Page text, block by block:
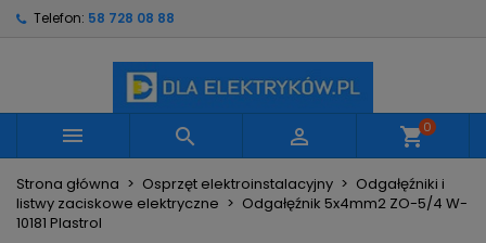
Telefon: 58 728 08 88
   shopping_cart0
Strona główna Osprzęt elektroinstalacyjny
Odgałęźniki i
listwy zaciskowe elektryczne
Odgałęźnik 5x4mm2 ZO-5/4 W-
10181 Plastrol
Utwórz nową listę
Nazwa listy życzeń
Anuluj Utwórz listę życzeń
Musisz być zalogowany by zapisać produkty na
swojej liście życzeń.
Anuluj Zaloguj się